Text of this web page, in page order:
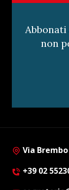
non
Via
+39 02